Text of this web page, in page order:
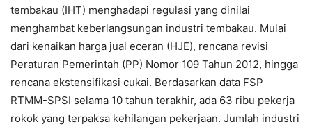
tembakau (IHT) menghadapi regulasi yang dinilai
menghambat keberlangsungan industri tembakau. Mulai
dari kenaikan harga jual eceran (HJE), rencana revisi
Peraturan Pemerintah (PP) Nomor 109 Tahun 2012, hingga
rencana ekstensifikasi cukai. Berdasarkan data FSP
RTMM-SPSI selama 10 tahun terakhir, ada 63 ribu pekerja
rokok yang terpaksa kehilangan pekerjaan. Jumlah industri